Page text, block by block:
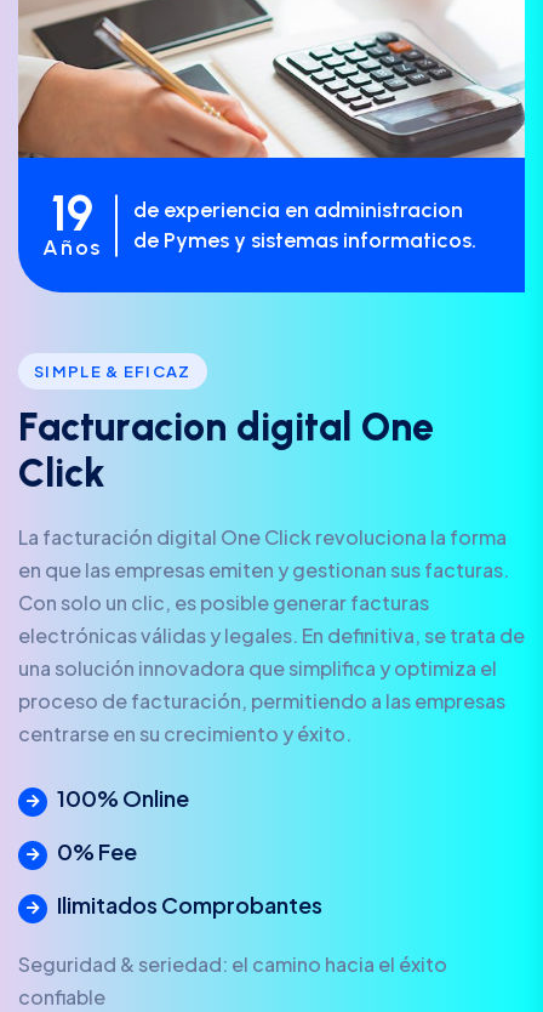
19
Años
de experiencia en administracion
de Pymes y sistemas informaticos.
SIMPLE & EFICAZ
Facturacion d igita One
C ick
La facturación digital One Click revoluciona la forma
en que las empresas emiten y gestionan sus facturas.
Con solo un clic, es posible generar facturas
electrónicas válidas y legales. En definitiva, se trata de
una solución innovadora que simplifica y optimiza el
proceso de facturación, permitiendo a las empresas
centrarse en su crecimiento y éxito.
100% Online
0% Fee
Ilimitados Comprobantes
Seguridad & seriedad: el camino hacia el éxito
confiable